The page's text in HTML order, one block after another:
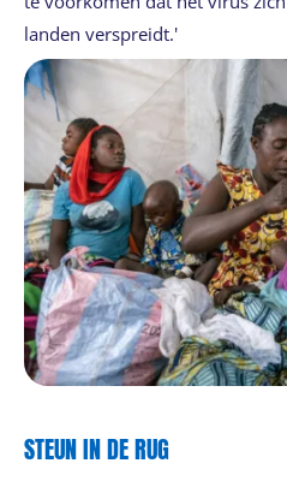
landen verspreidt.'
STEUN IN DE RUG